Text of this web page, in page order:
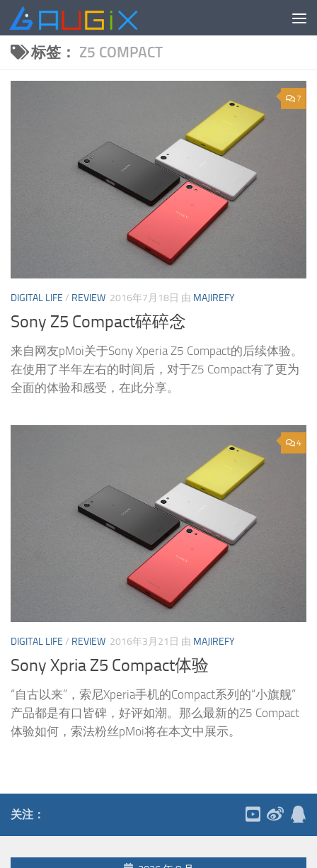
跳至内容
标签： Z5 COMPACT
7
DIGITAL LIFE / REVIEW 2016年7月18日 由 MAJIREFY
Sony Z5 Compact碎碎念
来自网友pMoi关于Sony Xperia Z5 Compact的后续体验。
在使用了半年左右的时间后，对于Z5 Compact有了更为
全面的体验和感受，在此分享。
4
DIGITAL LIFE / REVIEW 2016年3月21日 由 MAJIREFY
Sony Xpria Z5 Compact体验
“自古以来”，索尼Xperia手机的Compact系列的“小旗舰”
产品都是有口皆碑，好评如潮。那么最新的Z5 Compact
体验如何，索法粉丝pMoi将在本文中展示。
关注：